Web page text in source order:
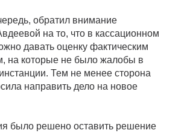
обратил внимание
на то, что в кассационном
давать оценку фактическим
на которые не было жалобы в
Тем не менее сторона
направить дело на новое
было решено оставить решение